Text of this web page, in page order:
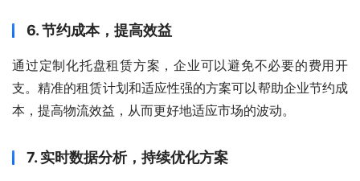
6. 节约成本，提高效益
通过定制化托盘租赁方案，企业可以避免不必要的费用开
支。精准的租赁计划和适应性强的方案可以帮助企业节约成
本，提高物流效益，从而更好地适应市场的波动。
7. 实时数据分析，持续优化方案